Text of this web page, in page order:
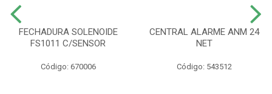
FECHADURA SOLENOIDE
FS1011 C/SENSOR
Código: 670006
CENTRAL ALARME ANM 24
NET
Código: 543512